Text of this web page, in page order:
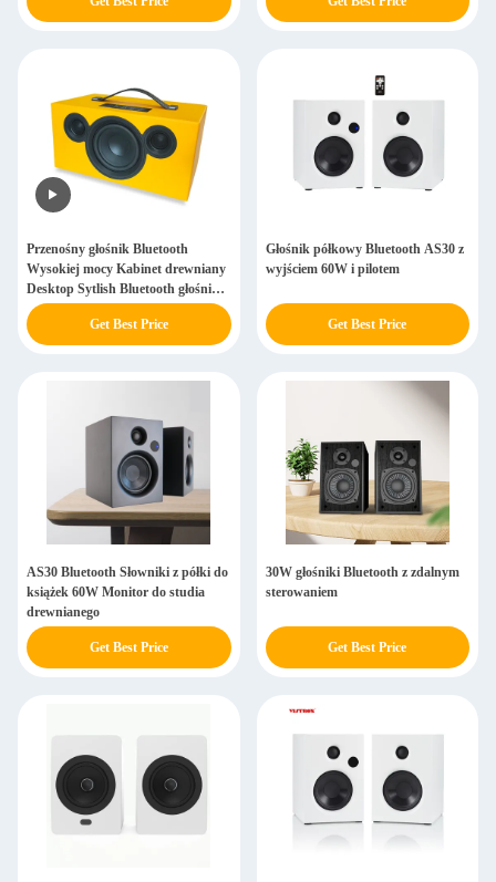
Przenośny głośnik Bluetooth
Wysokiej mocy Kabinet drewniany
Desktop Sytlish Bluetooth głośnik
Wbudowana bateria
Get Best Price
Głośnik półkowy Bluetooth AS30 z
wyjściem 60W i pilotem
Get Best Price
AS30 Bluetooth Słowniki z półki do
książek 60W Monitor do studia
drewnianego
Get Best Price
30W głośniki Bluetooth z zdalnym
sterowaniem
Get Best Price